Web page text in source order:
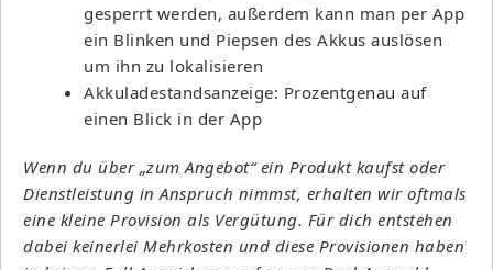
gesperrt werden, außerdem kann man per App
ein Blinken und Piepsen des Akkus auslösen
um ihn zu lokalisieren
Akkuladestandsanzeige: Prozentgenau auf
einen Blick in der App
Wenn du über „zum Angebot“ ein Produkt kaufst oder
Dienstleistung in Anspruch nimmst, erhalten wir oftmals
eine kleine Provision als Vergütung. Für dich entstehen
dabei keinerlei Mehrkosten und diese Provisionen haben